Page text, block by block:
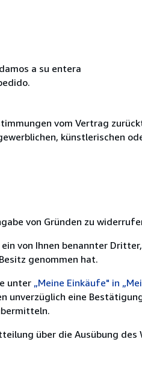
a su entera
vom Vertrag
künstlerischen
von Gründen zu
von Ihnen benannter
genommen hat.
unter „Meine Einkäufe" in
unverzüglich eine
über die Ausübung